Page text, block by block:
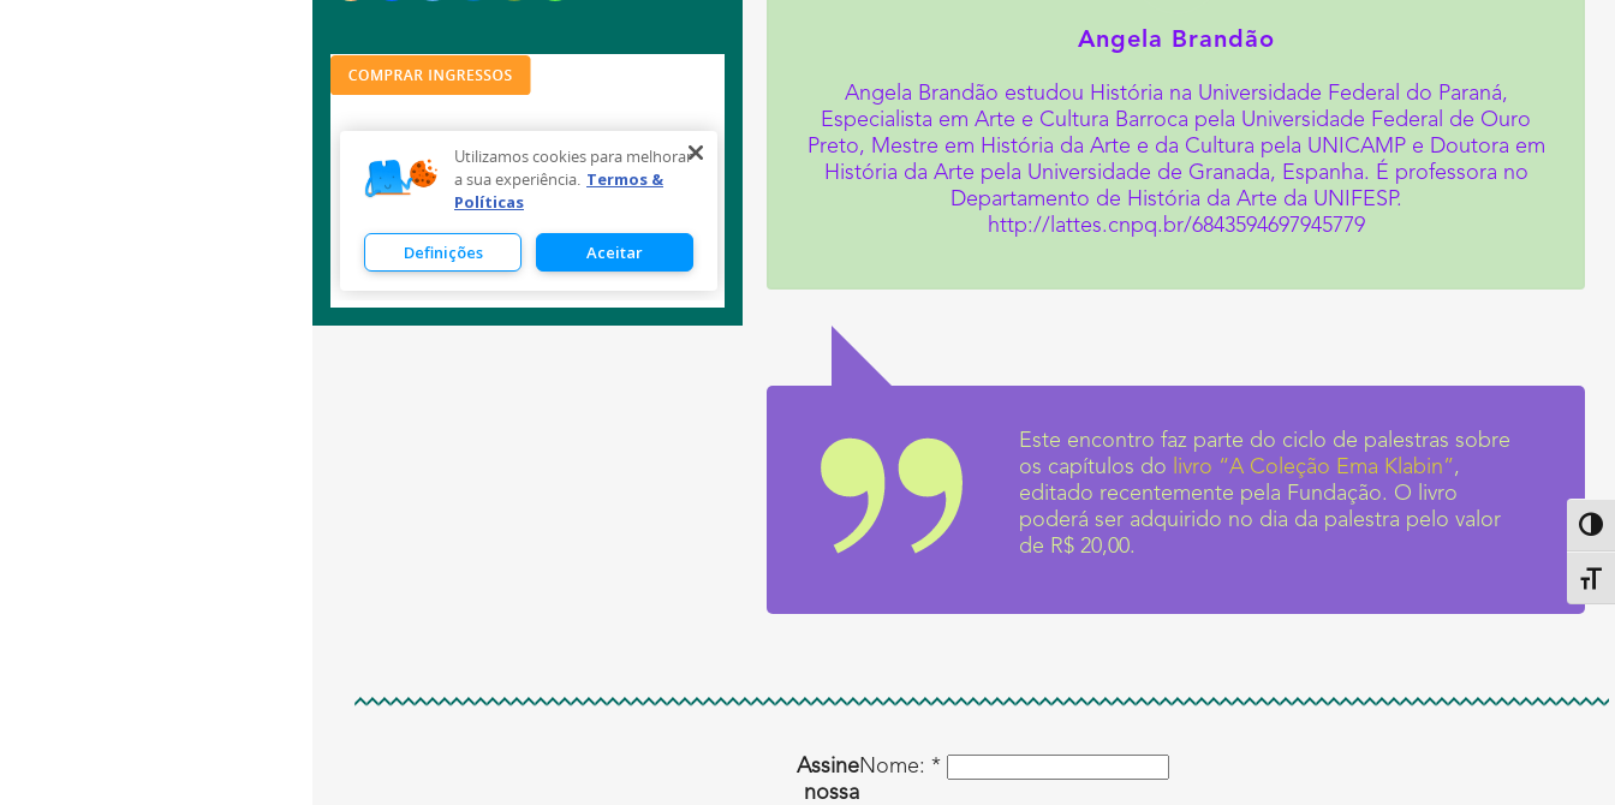
Angela Brandão
Angela Brandão estudou História na Universidade Federal do Paraná,
Especialista em Arte e Cultura Barroca pela Universidade Federal de Ouro
Preto, Mestre em História da Arte e da Cultura pela UNICAMP e Doutora em
História da Arte pela Universidade de Granada, Espanha. É professora no
Departamento de História da Arte da UNIFESP.
http://lattes.cnpq.br/6843594697945779
Este encontro faz parte do ciclo de palestras sobre
os capítulos do
livro “A Coleção Ema Klabin”,
editado recentemente pela Fundação. O livro
poderá ser adquirido no dia da palestra pelo valor
de R$ 20,00.
Assine
nossa
Nome: *